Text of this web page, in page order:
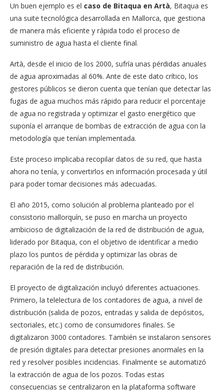
Un buen ejemplo es el caso de Bitaqua en Artà, Bitaqua es
una suite tecnológica desarrollada en Mallorca, que gestiona
de manera más eficiente y rápida todo el proceso de
suministro de agua hasta el cliente final.
Artà, desde el inicio de los 2000, sufría unas pérdidas anuales
de agua aproximadas al 60%. Ante de este dato crítico, los
gestores públicos se dieron cuenta que tenían que detectar las
fugas de agua muchos más rápido para reducir el porcentaje
de agua no registrada y optimizar el gasto energético que
suponía el arranque de bombas de extracción de agua con la
metodología que tenían implementada.
Este proceso implicaba recopilar datos de su red, que hasta
ahora no tenía, y convertirlos en información procesada y útil
para poder tomar decisiones más adecuadas.
El año 2015, como solución al problema planteado por el
consistorio mallorquín, se puso en marcha un proyecto
ambicioso de digitalización de la red de distribución de agua,
liderado por Bitaqua, con el objetivo de identificar a medio
plazo los puntos de pérdida y optimizar las obras de
reparación de la red de distribución.
El proyecto de digitalización incluyó diferentes actuaciones.
Primero, la telelectura de los contadores de agua, a nivel de
distribución (salida de pozos, entradas y salida de depósitos,
sectoriales, etc.) como de consumidores finales. Se
digitalizaron 3000 contadores. También se instalaron sensores
de presión digitales para detectar presiones anormales en la
red y resolver posibles incidencias. Finalmente se automatizó
la extracción de agua de los pozos. Todas estas
consecuencias se centralizaron en la plataforma software